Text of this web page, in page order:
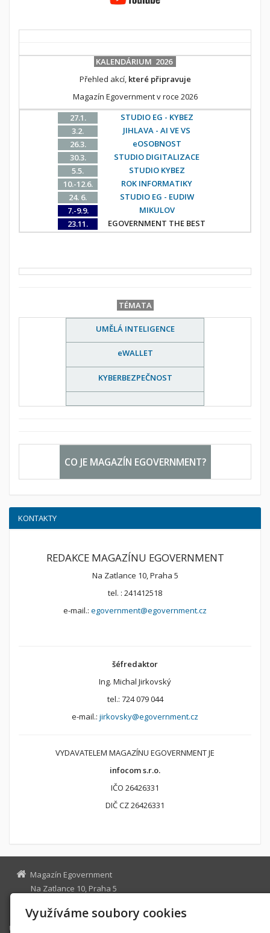
KALENDÁRIUM 2026
Přehled akcí, které připravuje
Magazín Egovernment v roce 2026
27.1.
STUDIO EG - KYBEZ
3.2.
JIHLAVA - AI VE VS
26.3.
eOSOBNOST
30.3.
STUDIO DIGITALIZACE
5.5.
STUDIO KYBEZ
10.-12.6.
ROK INFORMATIKY
24. 6.
STUDIO EG - EUDIW
7.-9.9.
MIKULOV
23.11.
EGOVERNMENT THE BEST
TÉMATA
UMĚLÁ INTELIGENCE
eWALLET
KYBERBEZPEČNOST
CO JE MAGAZÍN EGOVERNMENT?
KONTAKTY
REDAKCE MAGAZÍNU EGOVERNMENT
Na Zatlance 10, Praha 5
tel. : 241412518
e-mail.: egovernment@egovernment.cz
šéfredaktor
Ing. Michal Jirkovský
tel.: 724 079 044
e-mail.: jirkovsky@egovernment.cz
VYDAVATELEM MAGAZÍNU EGOVERNMENT JE
infocom s.r.o.
IČO 26426331
DIČ CZ 26426331
Magazín Egovernment
Na Zatlance 10, Praha 5
egovernment@egovernment.cz
Úvodní stránka
Využíváme soubory cookies